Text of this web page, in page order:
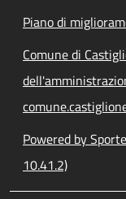
Piano di
Comune di
Powered by
10.41.2)